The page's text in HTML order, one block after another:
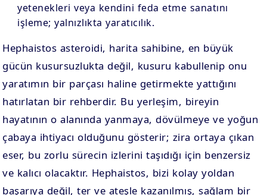
yetenekleri veya kendini feda etme sanatını
işleme; yalnızlıkta yaratıcılık.
Hephaistos asteroidi, harita sahibine, en büyük
gücün kusursuzlukta değil, kusuru kabullenip onu
yaratımın bir parçası haline getirmekte yattığını
hatırlatan bir rehberdir. Bu yerleşim, bireyin
hayatının o alanında yanmaya, dövülmeye ve yoğun
çabaya ihtiyacı olduğunu gösterir; zira ortaya çıkan
eser, bu zorlu sürecin izlerini taşıdığı için benzersiz
ve kalıcı olacaktır. Hephaistos, bizi kolay yoldan
başarıya değil, ter ve ateşle kazanılmış, sağlam bir